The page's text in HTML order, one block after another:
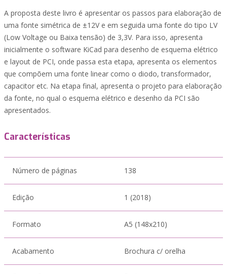
A proposta deste livro é apresentar os passos para elaboração de
uma fonte simétrica de ±12V e em seguida uma fonte do tipo LV
(Low Voltage ou Baixa tensão) de 3,3V. Para isso, apresenta
inicialmente o software KiCad para desenho de esquema elétrico
e layout de PCI, onde passa esta etapa, apresenta os elementos
que compõem uma fonte linear como o diodo, transformador,
capacitor etc. Na etapa final, apresenta o projeto para elaboração
da fonte, no qual o esquema elétrico e desenho da PCI são
apresentados.
Características
Número de páginas 138
Edição 1 (2018)
Formato A5 (148x210)
Acabamento Brochura c/ orelha